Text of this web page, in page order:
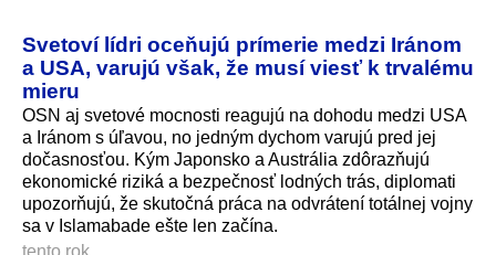
Svetoví lídri oceňujú prímerie medzi Iránom
a USA, varujú však, že musí viesť k trvalému
mieru
OSN aj svetové mocnosti reagujú na dohodu medzi USA
a Iránom s úľavou, no jedným dychom varujú pred jej
dočasnosťou. Kým Japonsko a Austrália zdôrazňujú
ekonomické riziká a bezpečnosť lodných trás, diplomati
upozorňujú, že skutočná práca na odvrátení totálnej vojny
sa v Islamabade ešte len začína.
tento rok